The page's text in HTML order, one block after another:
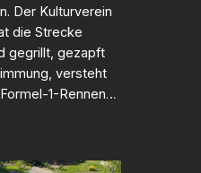
Der Kulturverein
die Strecke
gegrillt, gezapft
versteht
1-Rennen…